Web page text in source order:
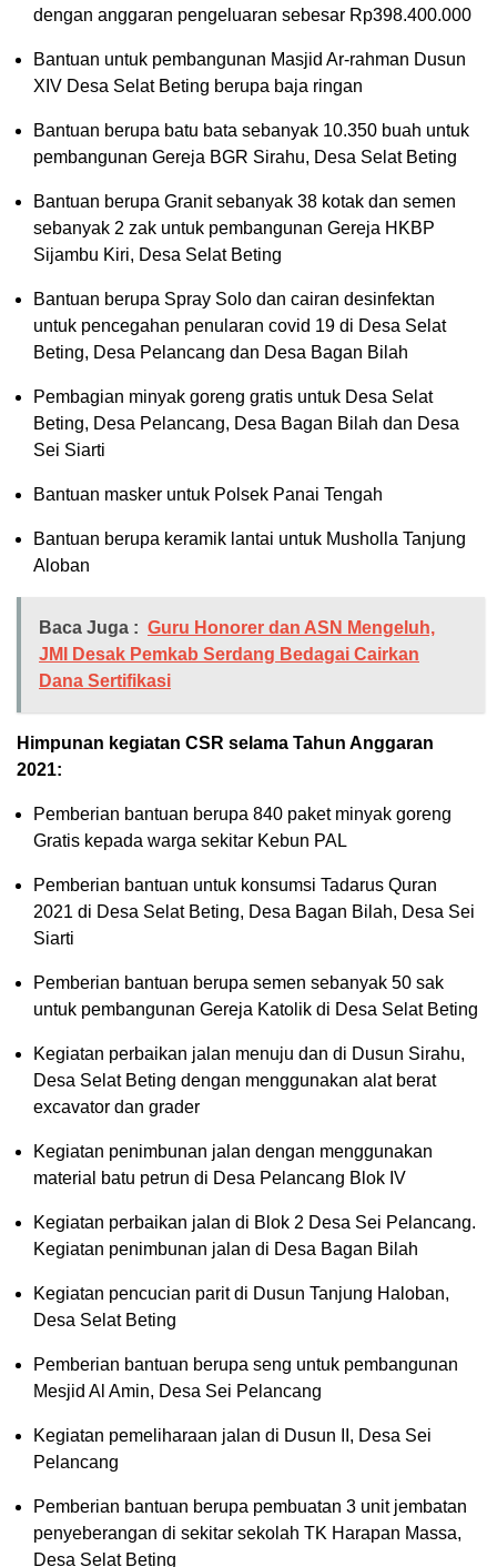
dengan anggaran pengeluaran sebesar Rp398.400.000
Bantuan untuk pembangunan Masjid Ar-rahman Dusun
XIV Desa Selat Beting berupa baja ringan
Bantuan berupa batu bata sebanyak 10.350 buah untuk
pembangunan Gereja BGR Sirahu, Desa Selat Beting
Bantuan berupa Granit sebanyak 38 kotak dan semen
sebanyak 2 zak untuk pembangunan Gereja HKBP
Sijambu Kiri, Desa Selat Beting
Bantuan berupa Spray Solo dan cairan desinfektan
untuk pencegahan penularan covid 19 di Desa Selat
Beting, Desa Pelancang dan Desa Bagan Bilah
Pembagian minyak goreng gratis untuk Desa Selat
Beting, Desa Pelancang, Desa Bagan Bilah dan Desa
Sei Siarti
Bantuan masker untuk Polsek Panai Tengah
Bantuan berupa keramik lantai untuk Musholla Tanjung
Aloban
Baca Juga : Guru Honorer dan ASN Mengeluh,
JMI Desak Pemkab Serdang Bedagai Cairkan
Dana Sertifikasi
Himpunan kegiatan CSR selama Tahun Anggaran
2021:
Pemberian bantuan berupa 840 paket minyak goreng
Gratis kepada warga sekitar Kebun PAL
Pemberian bantuan untuk konsumsi Tadarus Quran
2021 di Desa Selat Beting, Desa Bagan Bilah, Desa Sei
Siarti
Pemberian bantuan berupa semen sebanyak 50 sak
untuk pembangunan Gereja Katolik di Desa Selat Beting
Kegiatan perbaikan jalan menuju dan di Dusun Sirahu,
Desa Selat Beting dengan menggunakan alat berat
excavator dan grader
Kegiatan penimbunan jalan dengan menggunakan
material batu petrun di Desa Pelancang Blok IV
Kegiatan perbaikan jalan di Blok 2 Desa Sei Pelancang.
Kegiatan penimbunan jalan di Desa Bagan Bilah
Kegiatan pencucian parit di Dusun Tanjung Haloban,
Desa Selat Beting
Pemberian bantuan berupa seng untuk pembangunan
Mesjid Al Amin, Desa Sei Pelancang
Kegiatan pemeliharaan jalan di Dusun II, Desa Sei
Pelancang
Pemberian bantuan berupa pembuatan 3 unit jembatan
penyeberangan di sekitar sekolah TK Harapan Massa,
Desa Selat Beting